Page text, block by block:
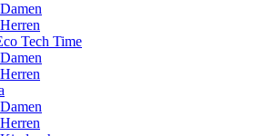
Damen
Herren
Tech Time
Damen
Herren
Damen
Herren